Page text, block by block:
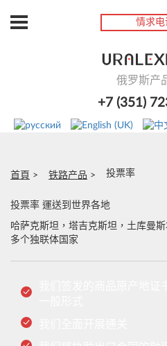
情求电
俄罗斯产
+7 (351)
首頁 铁路产品 投票率
投票率 運送到世界各地
哈萨克斯坦，塔吉克斯坦，土库曼
多个独联体国家